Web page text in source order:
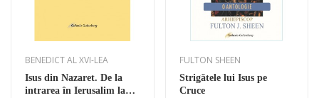
BENEDICT AL XVI-LEA
Isus din Nazaret. De la
intrarea în Ierusalim la
FULTON SHEEN
Strigătele lui Isus pe
Cruce